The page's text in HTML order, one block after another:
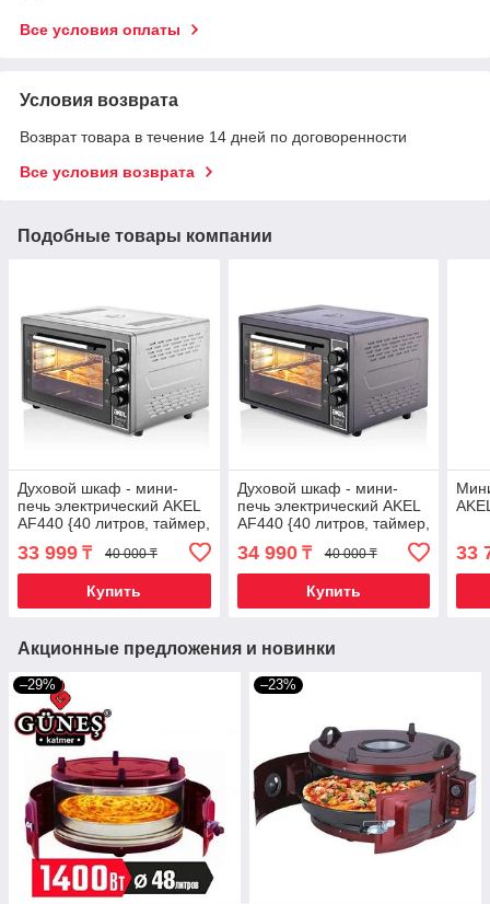
Все условия оплаты
Условия возврата
Возврат товара в течение 14 дней по договоренности
Все условия возврата
Подобные товары компании
Духовой шкаф - мини-
печь электрический AKEL
AF440 {40 литров, таймер,
термостат, пр-во Турция}
(Серый)
33 999 ₸ 40 000 ₸
Купить
Духовой шкаф - мини-
печь электрический AKEL
AF440 {40 литров, таймер,
термостат, пр-во Турция}
(Дымчато-серый)
34 990₸ 40 000 ₸
Купить
33
Акционные предложения и новинки
–29% –23%